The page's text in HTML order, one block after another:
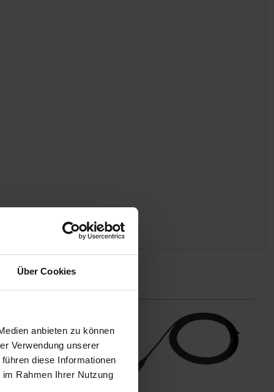
Über Cookies
anbieten zu können
Verwendung unserer
diese Informationen
Rahmen Ihrer Nutzung